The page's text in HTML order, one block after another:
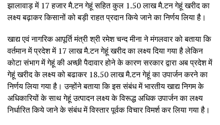
झालावाड़ में 17 हजार मै.टन गेहूं सहित कुल 1.50 लाख मै.टन गेहूं खरीद का
लक्ष्य बढ़ाकर किसानों को बड़ी राहत प्रदान किये जाने का निर्णय लिया है।
खाद्य एवं नागरिक आपूर्ति मंत्री श्री रमेश चन्द मीना ने मंगलवार को बताया कि
वर्तमान में प्रदेश में 17 लाख मै.टन गेहूं खरीद का लक्ष्य दिया गया है लेकिन
कोटा संभाग में गेहूं की अच्छी पैदावार होने के कारण सरकार द्वारा अब प्रदेश में
गेहूं खरीद के लक्ष्य को बढाकर 18.50 लाख मै.टन गेहूं का उपार्जन करने का
निर्णय लिया गया है। उन्होंने बताया कि इस संबंध में भारतीय खाद्य निगम के
अधिकारियों के साथ गेहूं उत्पादन लक्ष्य के विरूद्ध अधिक उपार्जन का लक्ष्य
निर्धारित किये जाने के संबंध में विस्तार पूर्वक विचार विमर्श कर लिया गया है।